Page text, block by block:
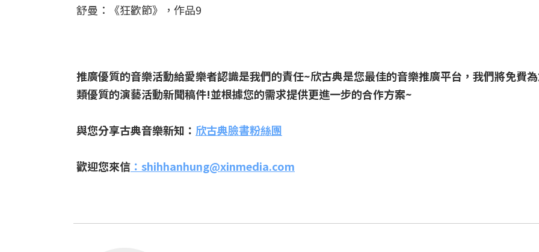
舒曼：《狂歡節》，作品9
推廣優質的音樂活動給愛樂者認識是我們的責任~欣古典是您最佳的音樂推廣平台，我們將免費
類優質的演藝活動新聞稿件!並根據您的需求提供更進一步的合作方案~
與您分享古典音樂新知： 欣古典臉書粉絲團
歡迎您來信 ： shihhanhung@xinmedia.com